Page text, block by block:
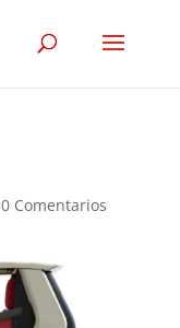
0 Comentarios